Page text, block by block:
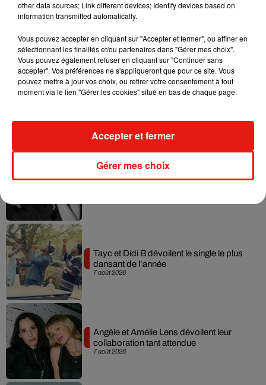
Musique
Julien Lieb s’essaye à la vie de chatelain
7 août 2026
Tayc et Didi B dévoilent le single le plus
dansant de l’année
7 août 2026
Angèle et Amélie Lens dévoilent leur
collaboration tant attendue
other data sources; Link different devices; Identify devices based on
information transmitted automatically.
Vous pouvez accepter en cliquant sur "Accepter et fermer", ou affiner en
sélectionnant les finalités et/ou partenaires dans "Gérer mes choix".
Vous pouvez également refuser en cliquant sur "Continuer sans
accepter". Vos préférences ne s'appliqueront que pour ce site. Vous
pouvez mettre à jour vos choix, ou retirer votre consentement à tout
moment via le lien "Gérer les cookies" situé en bas de chaque page.
Gérer mes choix
Accepter et fermer